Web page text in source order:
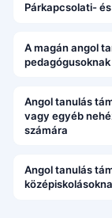
Párkapcsolati-
A magán angol
Angol tanulás
vagy egyéb
számára
Angol tanulás